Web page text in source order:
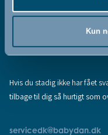
Kun
Fandt du ikke den
vores produkter? Prøv vores:
Hvis du stadig ikke har fået
tilbage til dig så hurtigt som
servicedk@babydan.dk